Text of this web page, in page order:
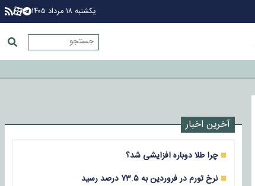
یکشنبه ۱۸ مرداد ۱۴۰۵
آخرین اخبار
چرا طلا دوباره افزایشی شد؟
نرخ تورم در فروردین به ۷۳.۵ درصد رسید